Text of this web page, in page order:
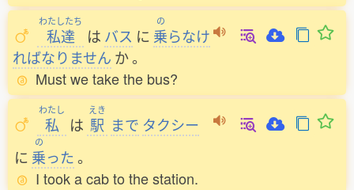
わたしたち
私達 は バス に
の
乗らなけ
ればなりません か。
Must we take the bus?
わたし
私 は
えき
駅 まで タクシー
に
の
乗った。
I took a cab to the station.